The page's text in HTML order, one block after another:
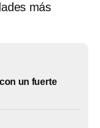
más
un fuerte